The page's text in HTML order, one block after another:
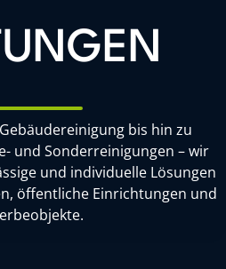
bis hin zu
und Sonderreinigungen – wir
und individuelle Lösungen
öffentliche Einrichtungen und